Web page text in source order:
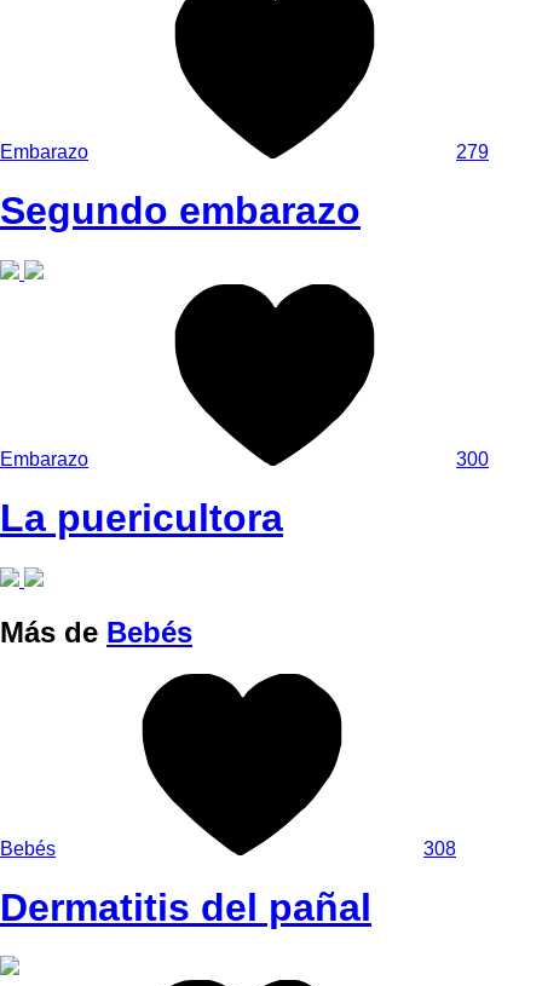
Embarazo 279
Segundo embarazo
Embarazo 300
La puericultora
Más de Bebés
Bebés 308
Dermatitis del pañal